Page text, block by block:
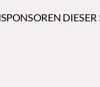
DIESER